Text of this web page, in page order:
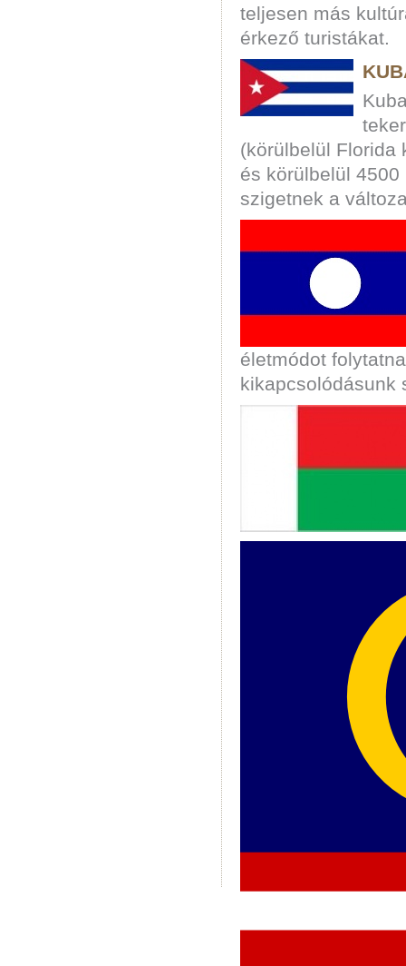
teljesen más
érkező turistákat.
(körülbelül Florida
és körülbelül
szigetnek a
életmódot
kikapcsolódásunk